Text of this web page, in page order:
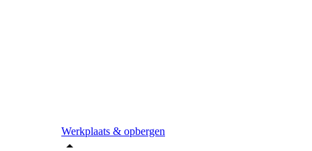
Werkplaats & opbergen